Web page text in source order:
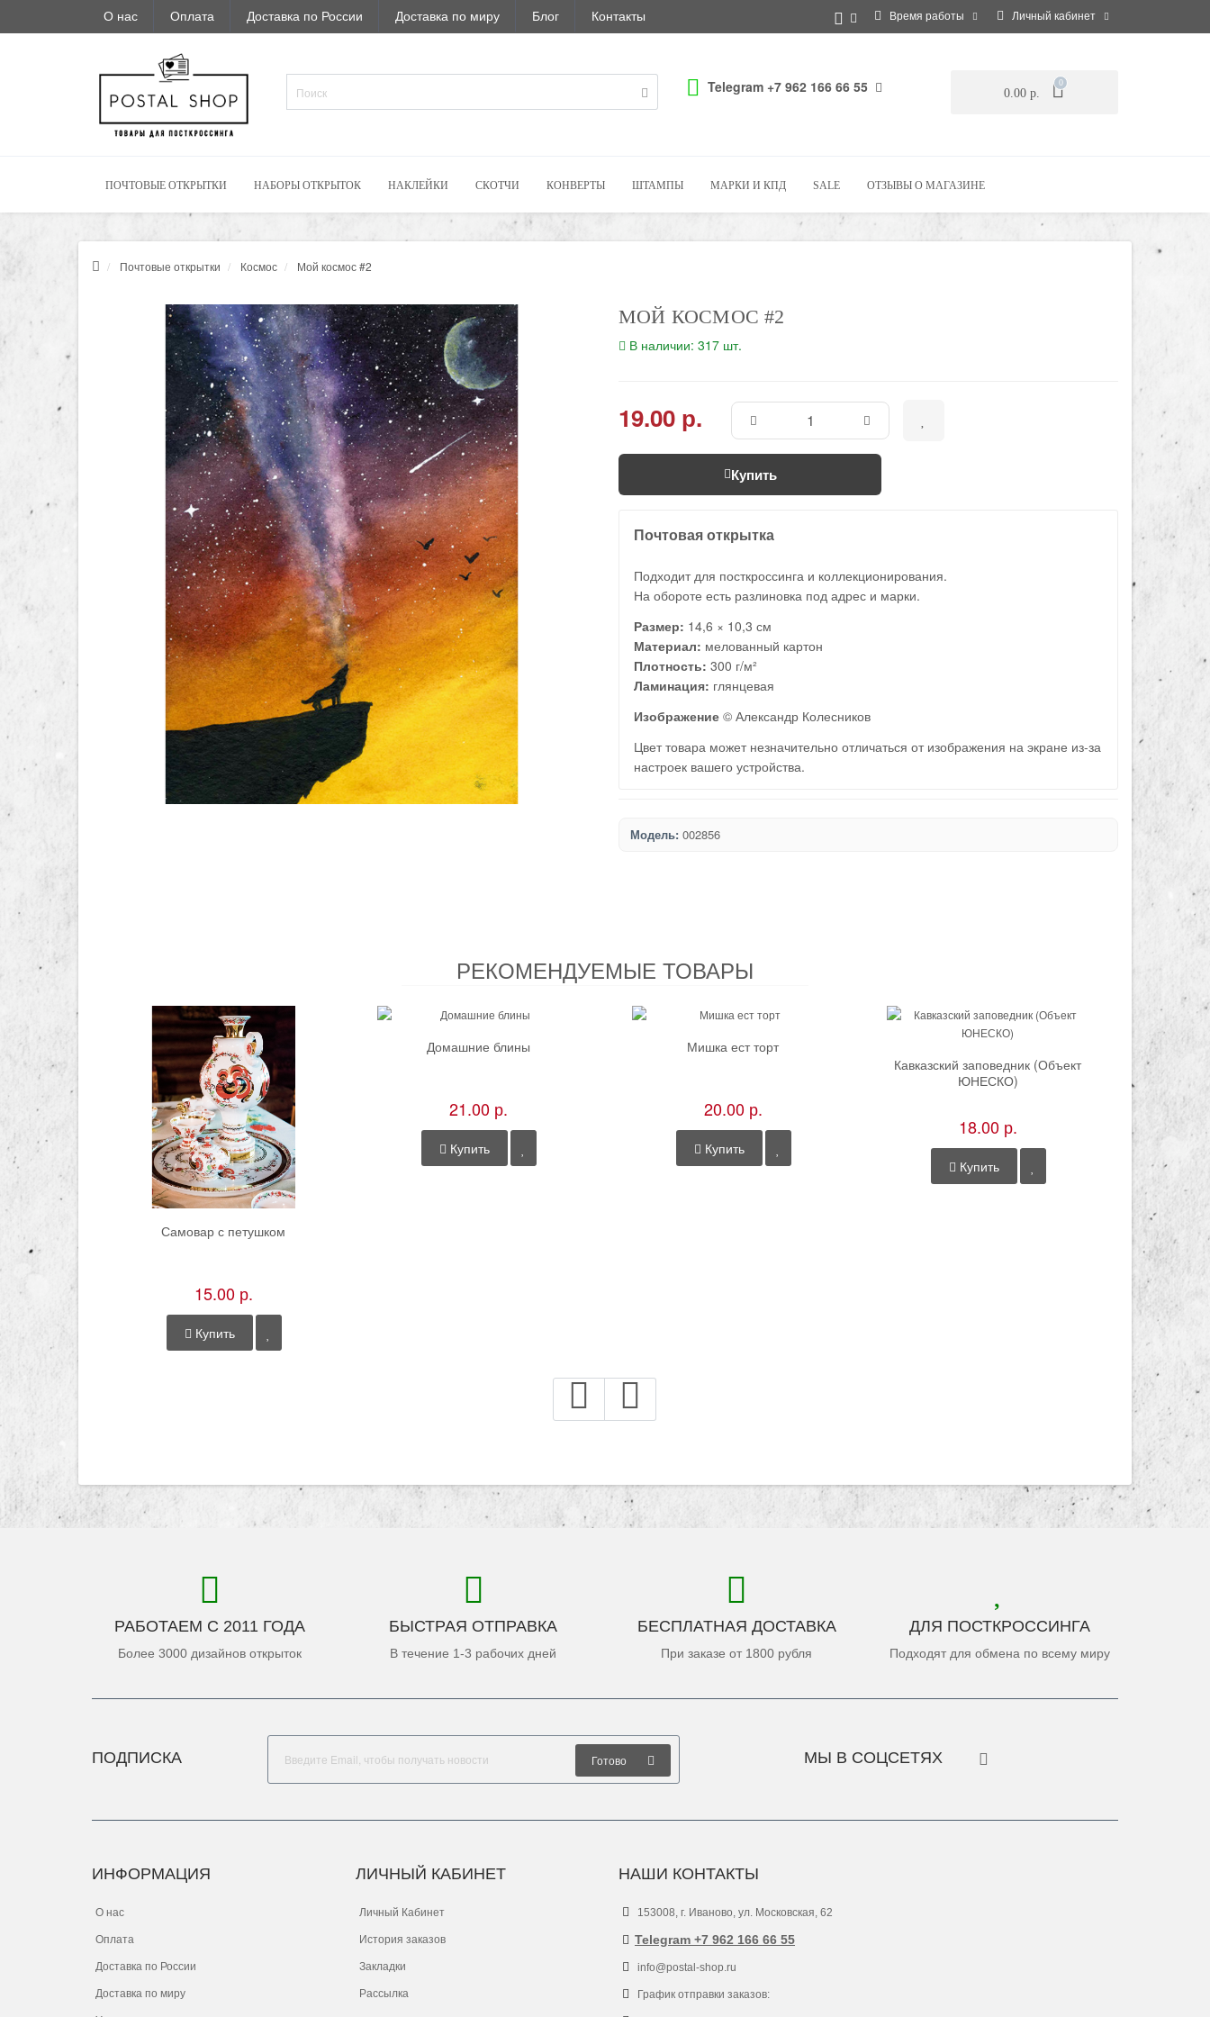
О нас Оплата Доставка по России Доставка по миру Блог Контакты Время работы Личный кабинет
Telegram +7 962 166 66 55 0.00 р.
0
ПОЧТОВЫЕ ОТКРЫТКИ НАБОРЫ ОТКРЫТОК НАКЛЕЙКИ СКОТЧИ КОНВЕРТЫ ШТАМПЫ МАРКИ И КПД SALE ОТЗЫВЫ О МАГАЗИНЕ
Почтовые открытки Космос Мой космос #2
МОЙ КОСМОС #2
В наличии: 317 шт.
19.00 р.
Купить
Почтовая открытка
Подходит для посткроссинга и коллекционирования.
На обороте есть разлиновка под адрес и марки.
Размер: 14,6 × 10,3 см
Материал: мелованный картон
Плотность: 300 г/м²
Ламинация: глянцевая
Изображение © Александр Колесников
Цвет товара может незначительно отличаться от изображения на экране из-за
настроек вашего устройства.
Модель: 002856
РЕКОМЕНДУЕМЫЕ ТОВАРЫ
Самовар с петушком
15.00 р.
Купить
Домашние блины
21.00 р.
Купить
Мишка ест торт
20.00 р.
Купить
Кавказский заповедник (Объект
ЮНЕСКО)
18.00 р.
Купить
РАБОТАЕМ С 2011 ГОДА
Более 3000 дизайнов открыток
БЫСТРАЯ ОТПРАВКА
В течение 1-3 рабочих дней
БЕСПЛАТНАЯ ДОСТАВКА
При заказе от 1800 рубля
ДЛЯ ПОСТКРОССИНГА
Подходят для обмена по всему миру
ПОДПИСКА Готово МЫ В СОЦСЕТЯХ
ИНФОРМАЦИЯ
О нас
Оплата
Доставка по России
Доставка по миру
ЛИЧНЫЙ КАБИНЕТ
Личный Кабинет
История заказов
Закладки
Рассылка
НАШИ КОНТАКТЫ
153008, г. Иваново, ул. Московская, 62
Telegram +7 962 166 66 55
info@postal-shop.ru
График отправки заказов: